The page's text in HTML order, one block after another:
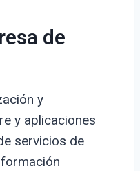
de
y
y aplicaciones
servicios de